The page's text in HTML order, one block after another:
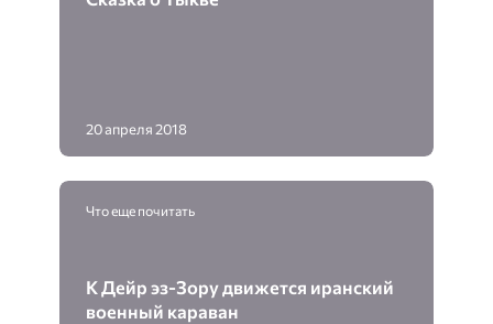
20 апреля 2018
Что еще почитать
К Дейр эз-Зору движется иранский
военный караван